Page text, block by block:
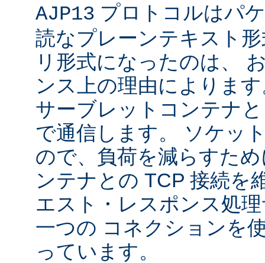
AJP13 プロトコルはパ
読なプレーンテキスト
リ形式になったのは、
ンス上の理由によりま
サーブレットコンテナ
で通信します。 ソケッ
ので、負荷を減らすた
ンテナとの TCP 接続を
エスト・レスポンス処
一つの コネクションを
っています。